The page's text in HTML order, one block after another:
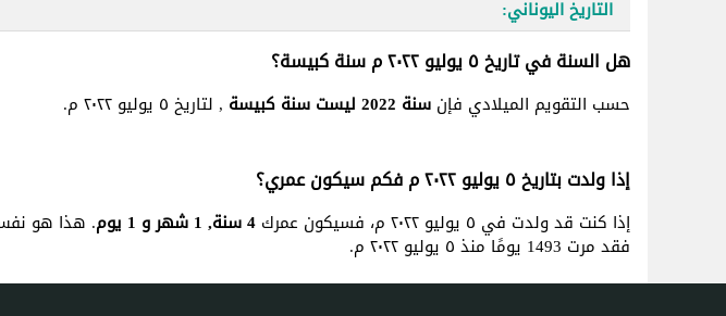
التاريخ اليوناني:
هل السنة في تاريخ ٥ يوليو ٢٠٢٢ م سنة كبيسة؟
حسب التقويم الميلادي فإن سنة 2022 ليست سنة كبيسة , لتاريخ ٥ يوليو ٢٠٢٢ م.
إذا ولدت بتاريخ ٥ يوليو ٢٠٢٢ م فكم سيكون عمري؟
إذا كنت قد ولدت في ٥ يوليو ٢٠٢٢ م، فسيكون عمرك 4 سنة, 1 شهر و 1 يوم
فقد مرت 1493 يومًا منذ ٥ يوليو ٢٠٢٢ م.